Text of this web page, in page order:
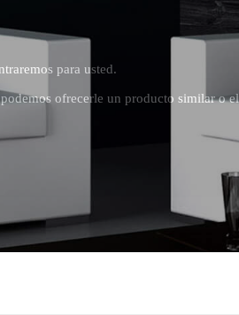
para usted.
ofrecerle un producto similar o